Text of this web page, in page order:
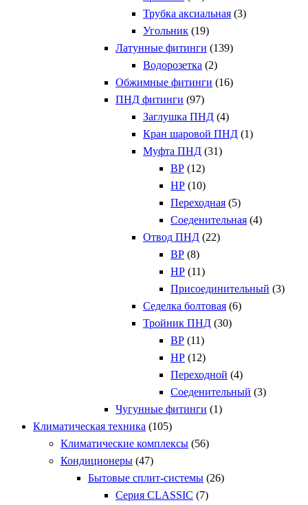
Трубка аксиальная (3)
Угольник (19)
Латунные фитинги (139)
Водорозетка (2)
Обжимные фитинги (16)
ПНД фитинги (97)
Заглушка ПНД (4)
Кран шаровой ПНД (1)
Муфта ПНД (31)
ВР (12)
НР (10)
Переходная (5)
Соеденительная (4)
Отвод ПНД (22)
ВР (8)
НР (11)
Присоединительный (3)
Седелка болтовая (6)
Тройник ПНД (30)
ВР (11)
НР (12)
Переходной (4)
Соеденительный (3)
Чугунные фитинги (1)
Климатическая техника (105)
Климатические комплексы (56)
Кондиционеры (47)
Бытовые сплит-системы (26)
Серия CLASSIC (7)